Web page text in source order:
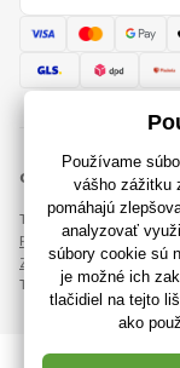
© 2018 - 2026
Táto stránka je
Pravidlá ochrany
Zmluvné podmienky.
Tvorba výkonných